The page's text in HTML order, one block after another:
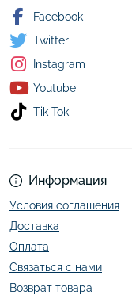
Информация
Условия соглашения
Доставка
Оплата
Связаться с нами
Возврат товара
Facebook
Twitter
Instagram
Youtube
Tik Tok